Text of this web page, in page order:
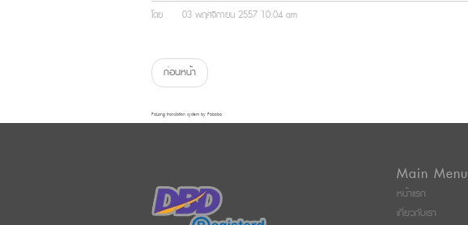
โดย 03 พฤศจิกายน 2557 10:04 am
ก่อนหน้า
FaLang translation system by Faboba
Main Menu
หน้าแรก
เกี่ยวกับเรา